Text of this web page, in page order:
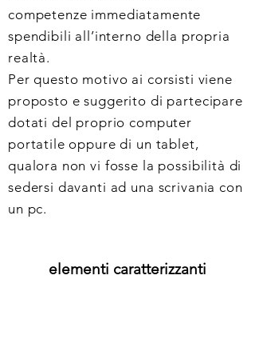
competenze immediatamente
spendibili all’interno della propria
realtà.
Per questo motivo ai corsisti viene
proposto e suggerito di partecipare
dotati del proprio computer
portatile oppure di un tablet,
qualora non vi fosse la possibilità di
sedersi davanti ad una scrivania con
un pc.
elementi caratterizzanti